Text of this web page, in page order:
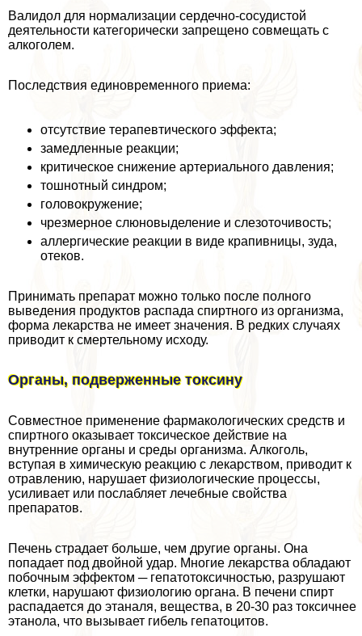
Валидол для нормализации сердечно-сосудистой
деятельности категорически запрещено совмещать с
алкоголем.
Последствия единовременного приема:
отсутствие терапевтического эффекта;
замедленные реакции;
критическое снижение артериального давления;
тошнотный синдром;
головокружение;
чрезмерное слюновыделение и слезоточивость;
аллергические реакции в виде крапивницы, зуда,
отеков.
Принимать препарат можно только после полного
выведения продуктов распада спиртного из организма,
форма лекарства не имеет значения. В редких случаях
приводит к cмepтельному исходу.
Органы, подверженные токсину
Совместное применение фармакологических средств и
спиртного оказывает токсическое действие на
внутренние органы и среды организма. Алкоголь,
вступая в химическую реакцию с лекарством, приводит к
отравлению, нарушает физиологические процессы,
усиливает или послабляет лечебные свойства
препаратов.
Печень страдает больше, чем другие органы. Она
попадает под двойной удар. Многие лекарства обладают
побочным эффектом ─ гепатотоксичностью, разрушают
клетки, нарушают физиологию органа. В печени спирт
распадается до этаналя, вещества, в 20-30 раз токсичнее
этанола, что вызывает гибель гепатоцитов.